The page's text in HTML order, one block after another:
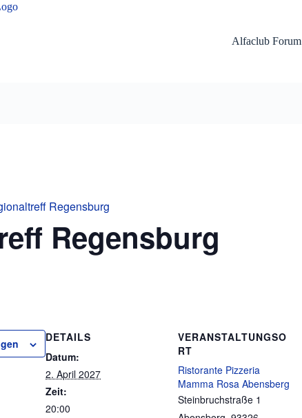
Alfaclub Forum
Regensburg
Regensburg
DETAILS
Datum:
2. April 2027
Zeit:
20:00
VERANSTALTUNGSO
RT
Ristorante Pizzeria
Mamma Rosa Abensberg
Steinbruchstraße 1